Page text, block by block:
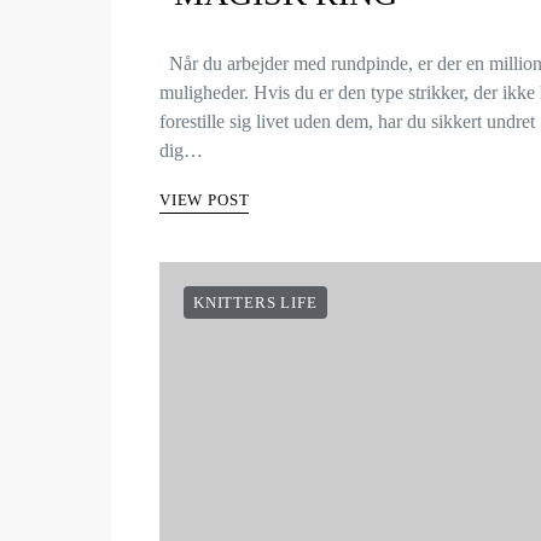
Når du arbejder med rundpinde, er der en million
muligheder. Hvis du er den type strikker, der ikke
forestille sig livet uden dem, har du sikkert undret
dig…
VIEW POST
KNITTERS LIFE